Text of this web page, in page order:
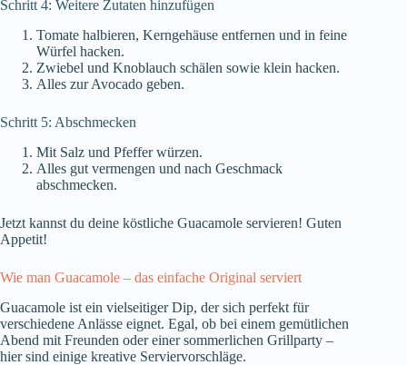
Schritt 4: Weitere Zutaten hinzufügen
Tomate halbieren, Kerngehäuse entfernen und in feine
Würfel hacken.
Zwiebel und Knoblauch schälen sowie klein hacken.
Alles zur Avocado geben.
Schritt 5: Abschmecken
Mit Salz und Pfeffer würzen.
Alles gut vermengen und nach Geschmack
abschmecken.
Jetzt kannst du deine köstliche Guacamole servieren! Guten
Appetit!
Wie man Guacamole – das einfache Original serviert
Guacamole ist ein vielseitiger Dip, der sich perfekt für
verschiedene Anlässe eignet. Egal, ob bei einem gemütlichen
Abend mit Freunden oder einer sommerlichen Grillparty –
hier sind einige kreative Serviervorschläge.